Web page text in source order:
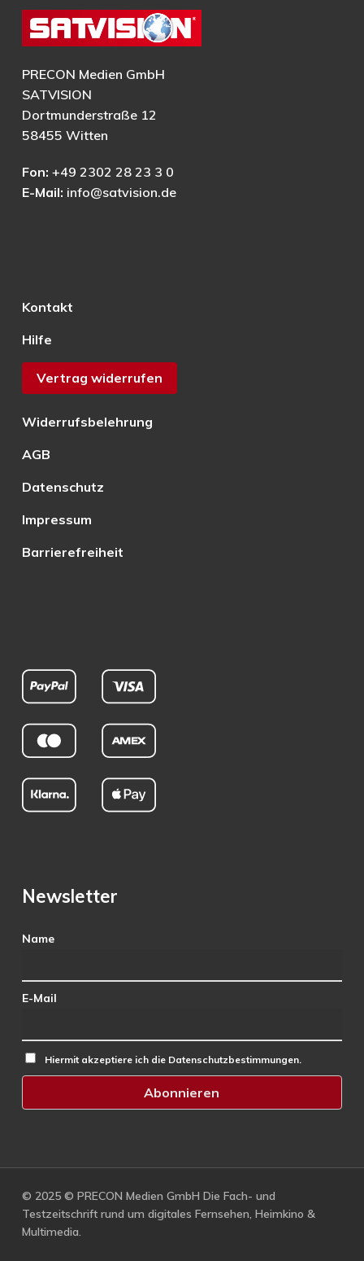
PRECON Medien GmbH
SATVISION
Dortmunderstraße 12
58455 Witten
Fon: +49 2302 28 23 3 0
E-Mail: info@satvision.de
Kontakt
Hilfe
Vertrag widerrufen
Widerrufsbelehrung
AGB
Datenschutz
Impressum
Barrierefreiheit
Newsletter
Name
E-Mail
Hiermit akzeptiere ich die Datenschutzbestimmungen.
© 2025 © PRECON Medien GmbH Die Fach- und
Testzeitschrift rund um digitales Fernsehen, Heimkino &
Multimedia.